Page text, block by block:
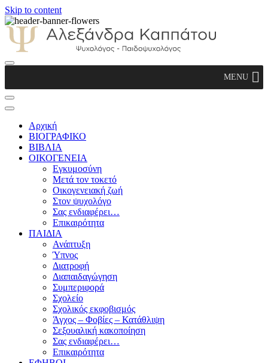
Skip to content
Παιδοψυχολόγος
MENU
Αρχική
ΒΙΟΓΡΑΦΙΚΟ
ΒΙΒΛΙΑ
ΟΙΚΟΓΕΝΕΙΑ
Εγκυμοσύνη
Μετά τον τοκετό
Οικογενειακή ζωή
Στον ψυχολόγο
Σας ενδιαφέρει…
Επικαιρότητα
ΠΑΙΔΙΑ
Ανάπτυξη
Ύπνος
Διατροφή
Διαπαιδαγώγηση
Συμπεριφορά
Σχολείο
Σχολικός εκφοβισμός
Άγχος – Φοβίες – Κατάθλιψη
Σεξουαλική κακοποίηση
Σας ενδιαφέρει…
Επικαιρότητα